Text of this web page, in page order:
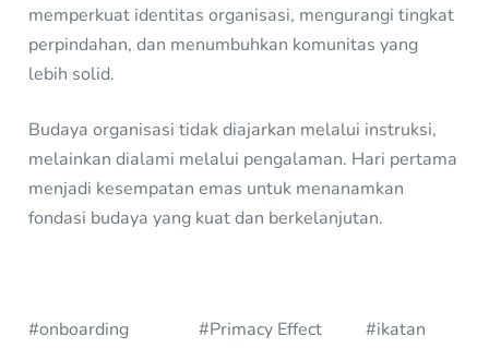
memperkuat identitas organisasi, mengurangi tingkat
perpindahan, dan menumbuhkan komunitas yang
lebih solid.
Budaya organisasi tidak diajarkan melalui instruksi,
melainkan dialami melalui pengalaman. Hari pertama
menjadi kesempatan emas untuk menanamkan
fondasi budaya yang kuat dan berkelanjutan.
#onboarding #Primacy Effect #ikatan